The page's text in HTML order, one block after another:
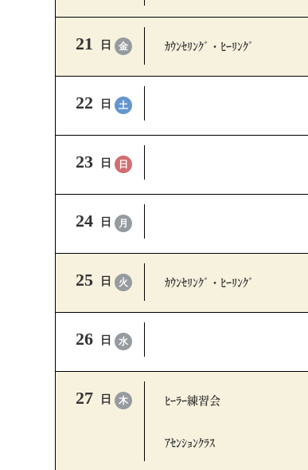
21 日 金 ｶｳﾝｾﾘﾝｸﾞ・ﾋｰﾘﾝｸﾞ
22 日 土
23 日 日
24 日 月
25 日 火 ｶｳﾝｾﾘﾝｸﾞ・ﾋｰﾘﾝｸﾞ
26 日 水
27 日 木 ﾋｰﾗｰ練習会
ｱｾﾝｼｮﾝｸﾗｽ